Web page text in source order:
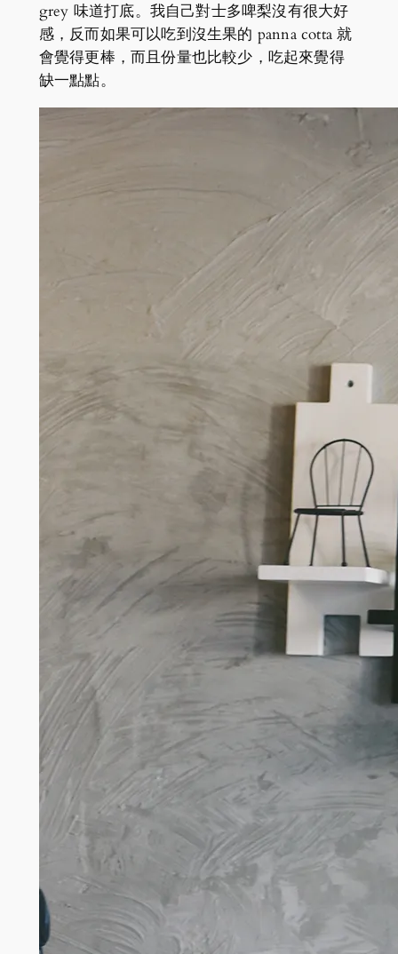
grey 味道打底。我自己對士多啤梨沒有很大好
感，反而如果可以吃到沒生果的 panna cotta 就
會覺得更棒，而且份量也比較少，吃起來覺得
缺一點點。